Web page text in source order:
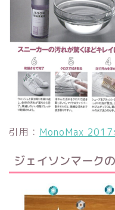
引用： MonoMax
ジェイソンマーク